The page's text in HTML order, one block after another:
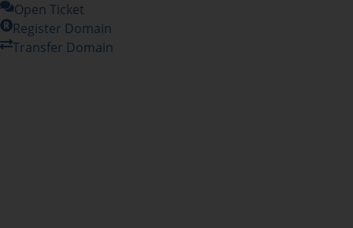
Open Ticket
Register Domain
Transfer Domain